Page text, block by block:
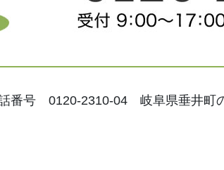
番号 0120-2310-04 岐阜県垂井町